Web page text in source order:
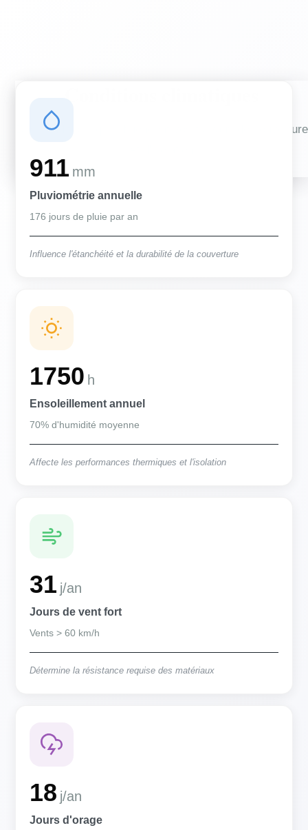
Des conditions qui influencent vos travaux de couverture
911 mm
Pluviométrie annuelle
176 jours de pluie par an
Influence l'étanchéité et la durabilité de la couverture
1750 h
Ensoleillement annuel
70% d'humidité moyenne
Affecte les performances thermiques et l'isolation
31 j/an
Jours de vent fort
Vents > 60 km/h
Détermine la résistance requise des matériaux
18 j/an
Jours d'orage